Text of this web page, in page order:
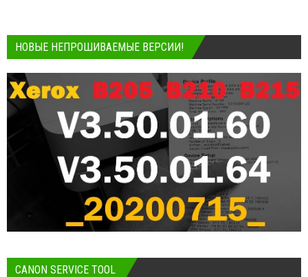
НОВЫЕ НЕПРОШИВАЕМЫЕ ВЕРСИИ!
CANON SERVICE TOOL